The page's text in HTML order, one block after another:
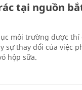
tại nguồn
môi trường được
sự thay đổi của việc
hộp sữa.